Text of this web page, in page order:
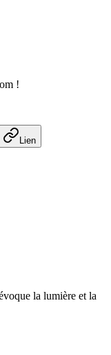
!
Lien
la lumière et la